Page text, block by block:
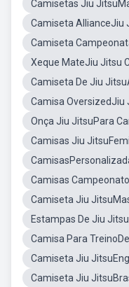
Camisetas Jiu
Camiseta AllianceJiu
Camiseta
Xeque MateJiu Jitsu
Camiseta De Jiu
Camisa OversizedJiu
Onça Jiu JitsuPara
Camisas Jiu
Camisas
Camiseta Jiu
Estampas De Jiu
Camisa Para
Camiseta Jiu
Camiseta Jiu